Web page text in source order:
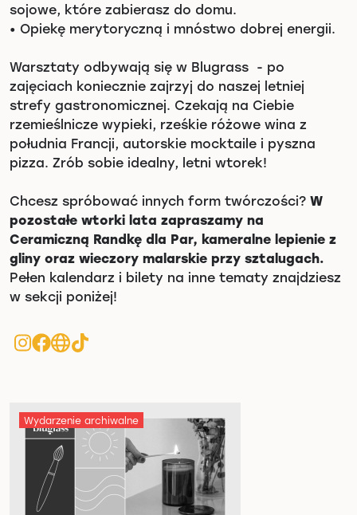
Wydarzenie archiwalne
sojowe, które zabierasz do domu.
• Opiekę merytoryczną i mnóstwo dobrej energii.
Warsztaty odbywają się w Blugrass - po
zajęciach koniecznie zajrzyj do naszej letniej
strefy gastronomicznej. Czekają na Ciebie
rzemieślnicze wypieki, rześkie różowe wina z
południa Francji, autorskie mocktaile i pyszna
pizza. Zrób sobie idealny, letni wtorek!
Chcesz spróbować innych form twórczości? W
pozostałe wtorki lata zapraszamy na
Ceramiczną Randkę dla Par, kameralne lepienie z
gliny oraz wieczory malarskie przy sztalugach.
Pełen kalendarz i bilety na inne tematy znajdziesz
w sekcji poniżej!